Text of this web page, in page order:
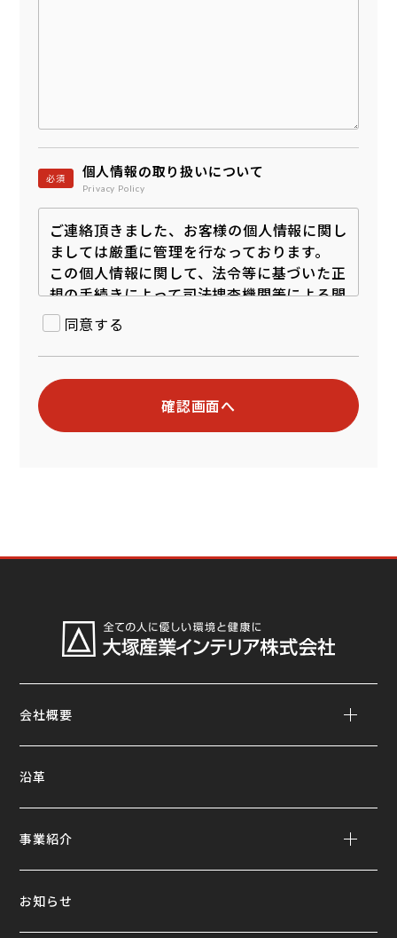
必須 個人情報の取り扱いについて
Privacy Policy
ご連絡頂きました、お客様の個人情報に関し
ましては厳重に管理を行なっております。
この個人情報に関して、法令等に基づいた正
規の手続きによって司法捜査機関等による開
示要求が行われた場合を除き、第三者に開示
もしくは提供することは一切ございません。
同意する
会社概要
沿革
事業紹介
お知らせ